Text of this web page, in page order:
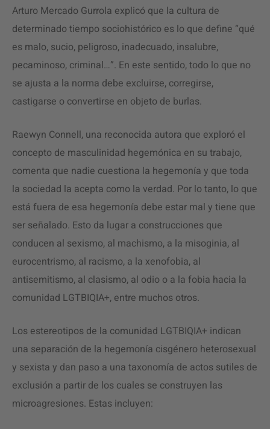
Arturo Mercado Gurrola explicó que la cultura de
determinado tiempo sociohistórico es lo que define “qué
es malo, sucio, peligroso, inadecuado, insalubre,
pecaminoso, criminal…”. En este sentido, todo lo que no
se ajusta a la norma debe excluirse, corregirse,
castigarse o convertirse en objeto de burlas.
Raewyn Connell, una reconocida autora que exploró el
concepto de masculinidad hegemónica en su trabajo,
comenta que nadie cuestiona la hegemonía y que toda
la sociedad la acepta como la verdad. Por lo tanto, lo que
está fuera de esa hegemonía debe estar mal y tiene que
ser señalado. Esto da lugar a construcciones que
conducen al sexismo, al machismo, a la misoginia, al
eurocentrismo, al racismo, a la xenofobia, al
antisemitismo, al clasismo, al odio o a la fobia hacia la
comunidad LGTBIQIA+, entre muchos otros.
Los estereotipos de la comunidad LGTBIQIA+ indican
una separación de la hegemonía cisgénero heterosexual
y sexista y dan paso a una taxonomía de actos sutiles de
exclusión a partir de los cuales se construyen las
microagresiones. Estas incluyen: